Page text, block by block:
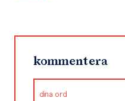
kommentera